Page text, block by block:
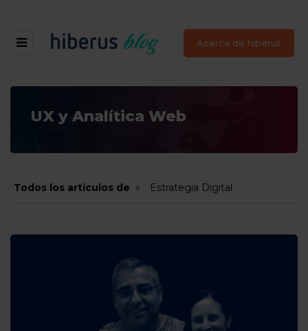
Acerca de hiberus
UX y Analítica Web
Todos los artículos de Estrategia Digital